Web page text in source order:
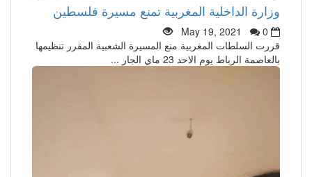
وزارة الداخلية المغربية تمنع مسيرة فلسطين
May 19, 2021
0
قررت السلطات المغربية منع المسيرة الشعبية المقرر تنظيمها
بالعاصمة الرباط يوم الاحد 23 ماي الجار ...